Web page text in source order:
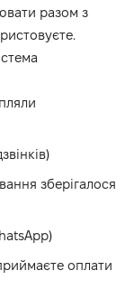
разом з
зберігалося
оплати